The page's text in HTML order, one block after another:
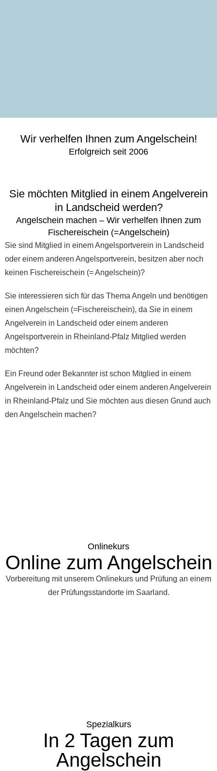
Wir verhelfen Ihnen zum Angelschein!
Erfolgreich seit 2006
Sie möchten Mitglied in einem Angelverein
in Landscheid werden?
Angelschein machen – Wir verhelfen Ihnen zum
Fischereischein (=Angelschein)
Sie sind Mitglied in einem Angelsportverein in Landscheid
oder einem anderen Angelsportverein, besitzen aber noch
keinen Fischereischein (= Angelschein)?
Sie interessieren sich für das Thema Angeln und benötigen
einen Angelschein (=Fischereischein), da Sie in einem
Angelverein in Landscheid oder einem anderen
Angelsportverein in Rheinland-Pfalz Mitglied werden
möchten?
Ein Freund oder Bekannter ist schon Mitglied in einem
Angelverein in Landscheid oder einem anderen Angelverein
in Rheinland-Pfalz und Sie möchten aus diesen Grund auch
den Angelschein machen?
Onlinekurs
Online zum Angelschein
Vorbereitung mit unserem Onlinekurs und Prüfung an einem
der Prüfungsstandorte im Saarland.
Spezialkurs
In 2 Tagen zum
Angelschein